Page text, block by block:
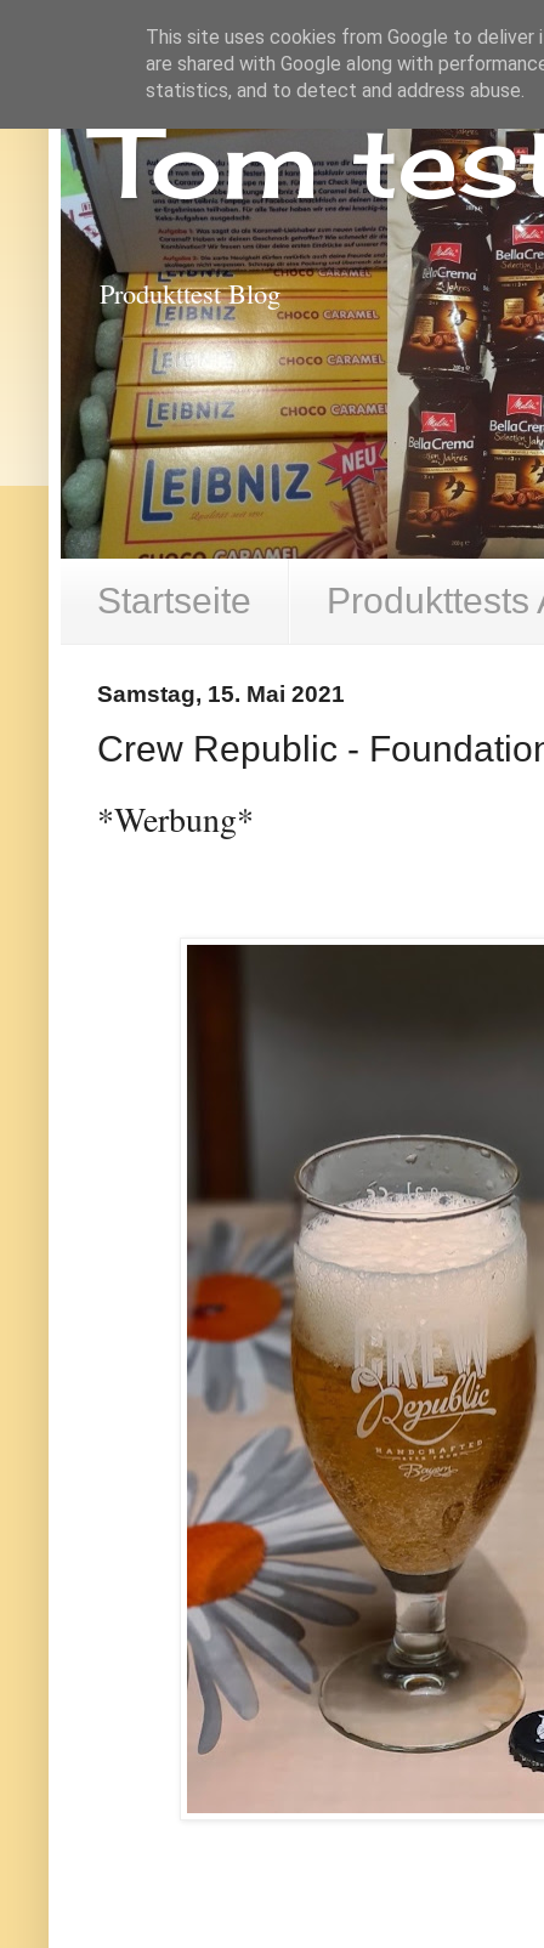
Tom
Produkttest Blog
Startseite Produkttests
Samstag, 15. Mai 2021
Crew Republic -
*Werbung*
This site uses cookies from Google to deliver
are shared with Google along with
statistics, and to detect and address abuse.